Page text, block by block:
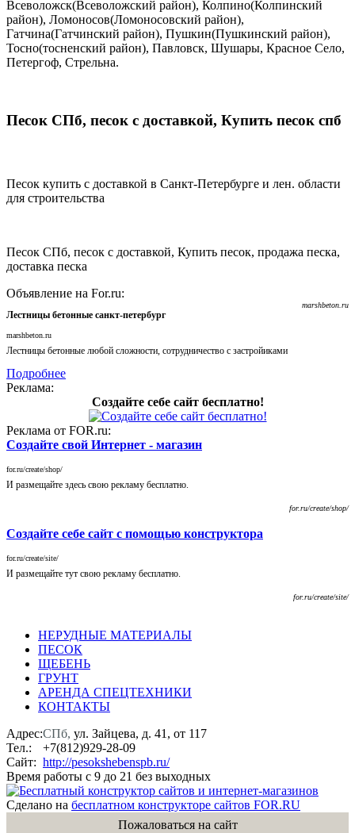
Всеволожск(Всеволожский район), Колпино(Колпинский
район), Ломоносов(Ломоносовский район),
Гатчина(Гатчинский район), Пушкин(Пушкинский район),
Тосно(тосненский район), Павловск, Шушары, Красное Село,
Петергоф, Стрельна.
Песок СПб, песок с доставкой, Купить песок спб
Песок купить с доставкой в Санкт-Петербурге и лен. области
для строительства
Песок СПб, песок с доставкой, Купить песок, продажа песка,
доставка песка
Объявление на For.ru:
marshbeton.ru
Лестницы бетонные санкт-петербург
marshbeton.ru
Лестницы бетонные любой сложности, сотрудничество с застройиками
Подробнее
Реклама:
Создайте себе сайт бесплатно!
Реклама от FOR.ru:
Создайте свой Интернет - магазин
for.ru/create/shop/
И размещайте здесь свою рекламу бесплатно.
for.ru/create/shop/
Создайте себе сайт с помощью конструктора
for.ru/create/site/
И размещайте тут свою рекламу бесплатно.
for.ru/create/site/
НЕРУДНЫЕ МАТЕРИАЛЫ
ПЕСОК
ЩЕБЕНЬ
ГРУНТ
АРЕНДА СПЕЦТЕХНИКИ
КОНТАКТЫ
Адрес:СПб, ул. Зайцева, д. 41, от 117
Тел.:
+7(812)929-28-09
Сайт: http://pesokshebenspb.ru/
Время работы с 9 до 21 без выходных
Сделано на бесплатном конструкторе сайтов FOR.RU
Пожаловаться на сайт